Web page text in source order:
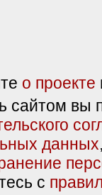
о проекте
сайтом вы
данных
с